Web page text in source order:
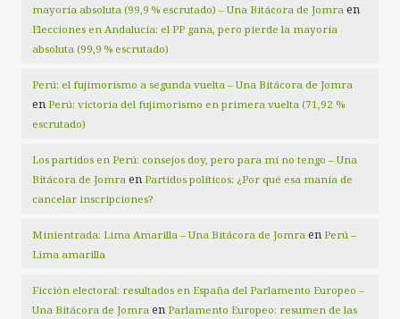
mayoría absoluta (99,9 % escrutado) – Una Bitácora de Jomra en
Elecciones en Andalucía: el PP gana, pero pierde la mayoría
absoluta (99,9 % escrutado)
Perú: el fujimorismo a segunda vuelta – Una Bitácora de Jomra
en Perú: victoria del fujimorismo en primera vuelta (71,92 %
escrutado)
Los partidos en Perú: consejos doy, pero para mí no tengo – Una
Bitácora de Jomra en Partidos políticos: ¿Por qué esa manía de
cancelar inscripciones?
Minientrada: Lima Amarilla – Una Bitácora de Jomra en Perú –
Lima amarilla
Ficción electoral: resultados en España del Parlamento Europeo –
Una Bitácora de Jomra en Parlamento Europeo: resumen de las